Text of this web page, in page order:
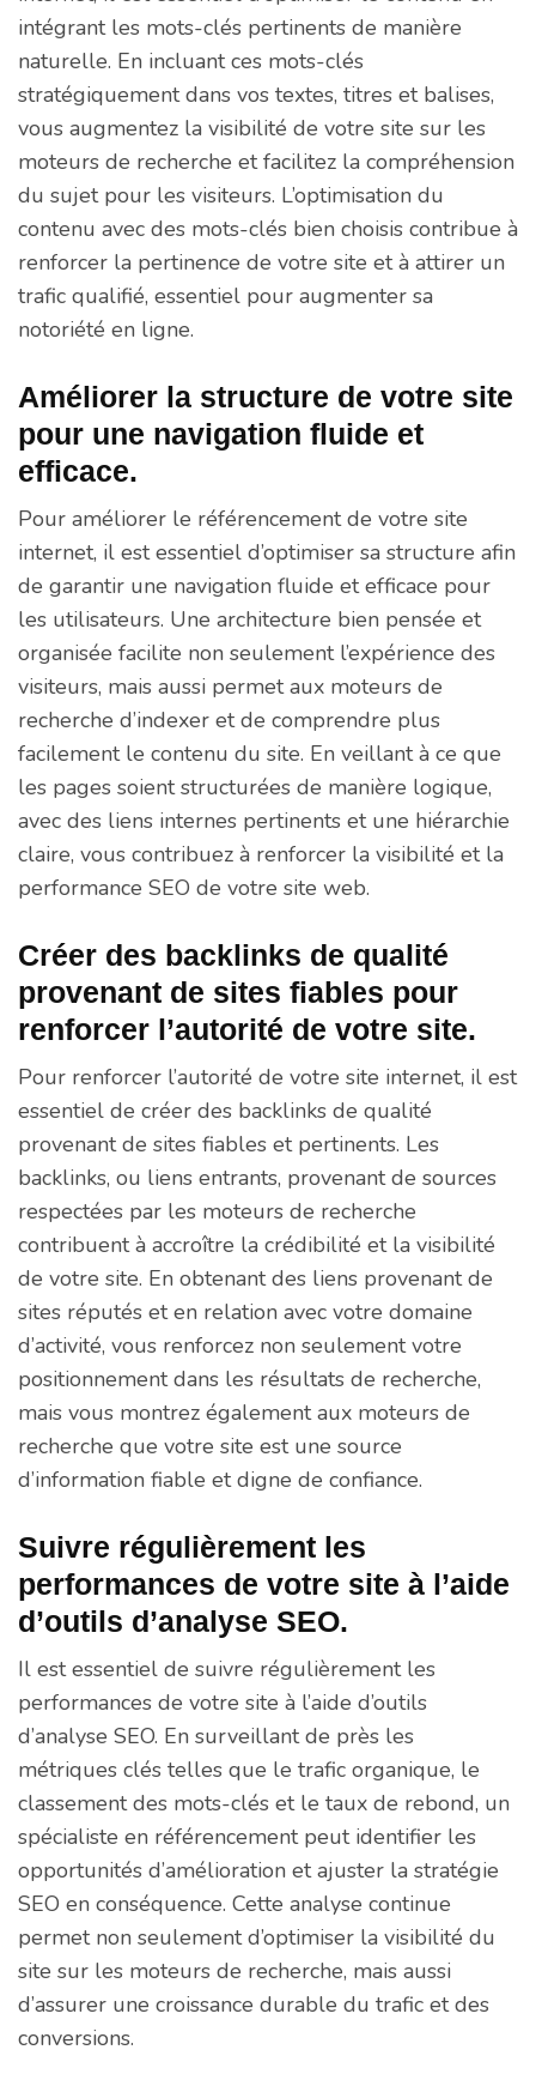
intégrant les mots-clés pertinents de manière
naturelle. En incluant ces mots-clés
stratégiquement dans vos textes, titres et balises,
vous augmentez la visibilité de votre site sur les
moteurs de recherche et facilitez la compréhension
du sujet pour les visiteurs. L’optimisation du
contenu avec des mots-clés bien choisis contribue à
renforcer la pertinence de votre site et à attirer un
trafic qualifié, essentiel pour augmenter sa
notoriété en ligne.
Améliorer la structure de votre site
pour une navigation fluide et
efficace.
Pour améliorer le référencement de votre site
internet, il est essentiel d’optimiser sa structure afin
de garantir une navigation fluide et efficace pour
les utilisateurs. Une architecture bien pensée et
organisée facilite non seulement l’expérience des
visiteurs, mais aussi permet aux moteurs de
recherche d’indexer et de comprendre plus
facilement le contenu du site. En veillant à ce que
les pages soient structurées de manière logique,
avec des liens internes pertinents et une hiérarchie
claire, vous contribuez à renforcer la visibilité et la
performance SEO de votre site web.
Créer des backlinks de qualité
provenant de sites fiables pour
renforcer l’autorité de votre site.
Pour renforcer l’autorité de votre site internet, il est
essentiel de créer des backlinks de qualité
provenant de sites fiables et pertinents. Les
backlinks, ou liens entrants, provenant de sources
respectées par les moteurs de recherche
contribuent à accroître la crédibilité et la visibilité
de votre site. En obtenant des liens provenant de
sites réputés et en relation avec votre domaine
d’activité, vous renforcez non seulement votre
positionnement dans les résultats de recherche,
mais vous montrez également aux moteurs de
recherche que votre site est une source
d’information fiable et digne de confiance.
Suivre régulièrement les
performances de votre site à l’aide
d’outils d’analyse SEO.
Il est essentiel de suivre régulièrement les
performances de votre site à l’aide d’outils
d’analyse SEO. En surveillant de près les
métriques clés telles que le trafic organique, le
classement des mots-clés et le taux de rebond, un
spécialiste en référencement peut identifier les
opportunités d’amélioration et ajuster la stratégie
SEO en conséquence. Cette analyse continue
permet non seulement d’optimiser la visibilité du
site sur les moteurs de recherche, mais aussi
d’assurer une croissance durable du trafic et des
conversions.